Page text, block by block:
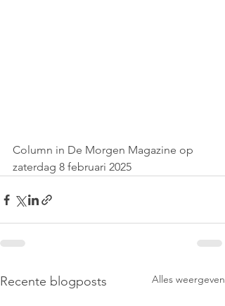
Column in De Morgen Magazine op
zaterdag 8 februari 2025
Recente blogposts Alles weergeven